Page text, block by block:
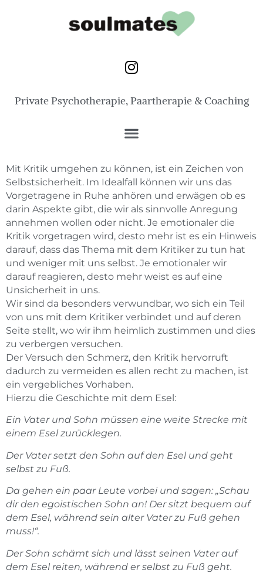
Private Psychotherapie, Paartherapie & Coaching
Mit Kritik umgehen zu können, ist ein Zeichen von
Selbstsicherheit. Im Idealfall können wir uns das
Vorgetragene in Ruhe anhören und erwägen ob es
darin Aspekte gibt, die wir als sinnvolle Anregung
annehmen wollen oder nicht. Je emotionaler die
Kritik vorgetragen wird, desto mehr ist es ein Hinweis
darauf, dass das Thema mit dem Kritiker zu tun hat
und weniger mit uns selbst. Je emotionaler wir
darauf reagieren, desto mehr weist es auf eine
Unsicherheit in uns.
Wir sind da besonders verwundbar, wo sich ein Teil
von uns mit dem Kritiker verbindet und auf deren
Seite stellt, wo wir ihm heimlich zustimmen und dies
zu verbergen versuchen.
Der Versuch den Schmerz, den Kritik hervorruft
dadurch zu vermeiden es allen recht zu machen, ist
ein vergebliches Vorhaben.
Hierzu die Geschichte mit dem Esel:
Ein Vater und Sohn müssen eine weite Strecke mit
einem Esel zurücklegen.
Der Vater setzt den Sohn auf den Esel und geht
selbst zu Fuß.
Da gehen ein paar Leute vorbei und sagen: „Schau
dir den egoistischen Sohn an! Der sitzt bequem auf
dem Esel, während sein alter Vater zu Fuß gehen
muss!“.
Der Sohn schämt sich und lässt seinen Vater auf
dem Esel reiten, während er selbst zu Fuß geht.